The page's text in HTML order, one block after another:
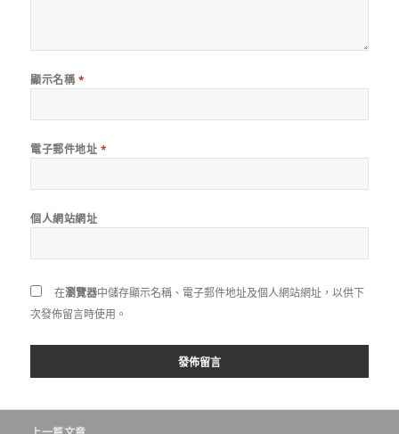
顯示名稱 *
電子郵件地址 *
個人網站網址
在瀏覽器中儲存顯示名稱、電子郵件地址及個人網站網址，以供下
次發佈留言時使用。